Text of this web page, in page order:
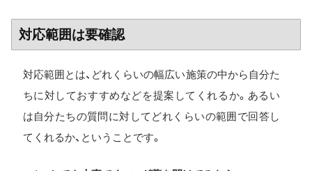
対応範囲は要確認
対応範囲とは、どれくらいの幅広い施策の中から自分た
ちに対しておすすめなどを提案してくれるか。あるい
は自分たちの質問に対してどれくらいの範囲で回答し
てくれるか、ということです。